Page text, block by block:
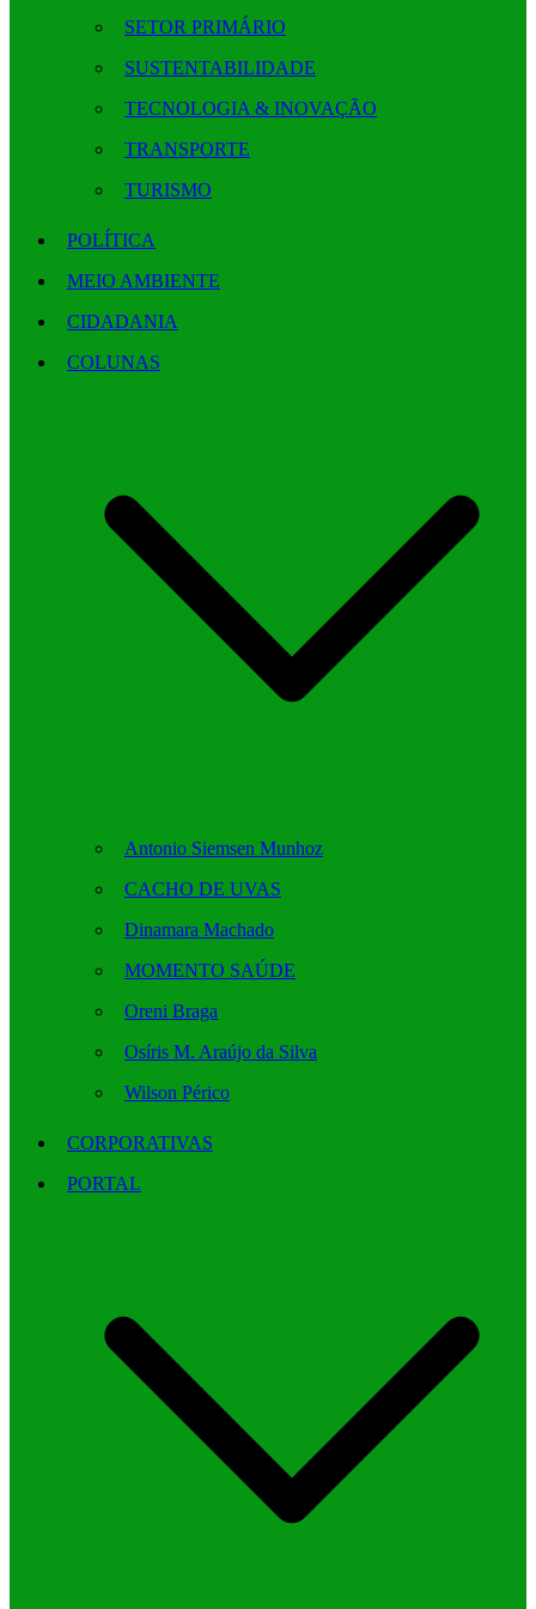
SETOR PRIMÁRIO
SUSTENTABILIDADE
TECNOLOGIA & INOVAÇÃO
TRANSPORTE
TURISMO
POLÍTICA
MEIO AMBIENTE
CIDADANIA
COLUNAS
Antonio Siemsen Munhoz
CACHO DE UVAS
Dinamara Machado
MOMENTO SAÚDE
Oreni Braga
Osíris M. Araújo da Silva
Wilson Périco
CORPORATIVAS
PORTAL